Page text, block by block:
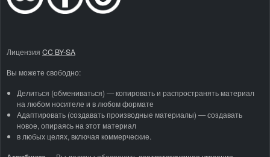
Лицензия CC BY-SA
Вы можете свободно:
Делиться (обмениваться) — копировать и распространять материал
на любом носителе и в любом формате
Адаптировать (создавать производные материалы) — создавать
новое, опираясь на этот материал
в любых целях, включая коммерческие.